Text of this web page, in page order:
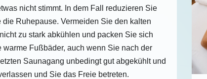
nicht stimmt. In dem Fall reduzieren Sie
Ruhepause. Vermeiden Sie den kalten
zu stark abkühlen und packen Sie sich
Fußbäder, auch wenn Sie nach der
Saunagang unbedingt gut abgekühlt und
und Sie das Freie betreten.